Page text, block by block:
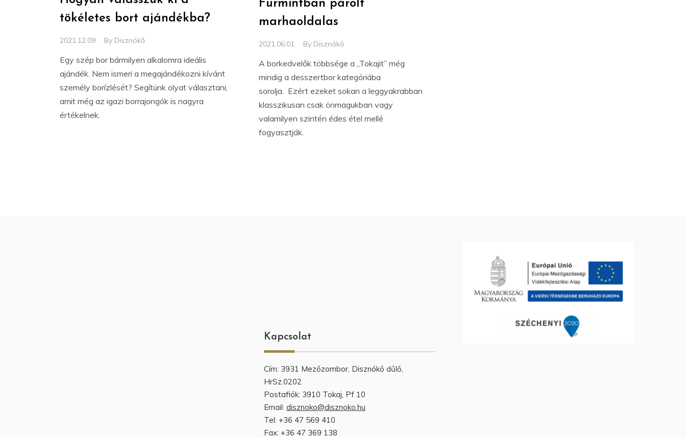
tökéletes bort ajándékba?
2021.12.09. By Disznókő
Egy szép bor bármilyen alkalomra ideális
ajándék. Nem ismeri a megajándékozni kívánt
személy borízlését? Segítünk olyat választani,
amit még az igazi borrajongók is nagyra
értékelnek.
Furmintban párolt
marhaoldalas
2021.06.01. By Disznókő
A borkedvelők többsége a „Tokajit” még
mindig a desszertbor kategóriába
sorolja. Ezért ezeket sokan a leggyakrabban
klasszikusan csak önmagukban vagy
valamilyen szintén édes étel mellé
fogyasztják.
Kapcsolat
Cím: 3931 Mezőzombor, Disznókő dűlő,
HrSz.0202
Postafiók: 3910 Tokaj, Pf 10
Email: disznoko@disznoko.hu
Tel: +36 47 569 410
Fax: +36 47 369 138